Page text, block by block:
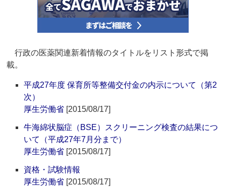
行政の医薬関連新着情報のタイトルをリスト形式で掲
載。
平成27年度 保育所等整備交付金の内示について（第2
次）
厚生労働省 [2015/08/17]
牛海綿状脳症（BSE）スクリーニング検査の結果につ
いて（平成27年7月分まで）
厚生労働省 [2015/08/17]
資格・試験情報
厚生労働省 [2015/08/17]